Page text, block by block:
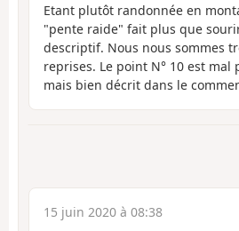
Etant plutôt randonnée en
"pente raide" fait plus que
descriptif. Nous nous sommes
reprises. Le point N° 10 est mal
mais bien décrit dans le
15 juin 2020 à 08:38